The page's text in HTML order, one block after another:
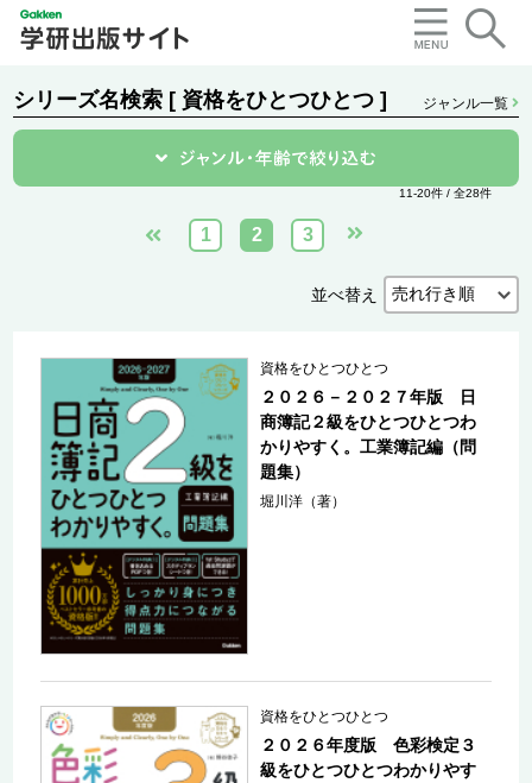
シリーズ名検索 [ 資格をひとつひとつ ] ジャンル一覧
11-20件 / 全28件
1 2 3
並べ替え
資格をひとつひとつ
２０２６－２０２７年版 日
商簿記２級をひとつひとつわ
かりやすく。工業簿記編（問
題集）
堀川洋（著）
資格をひとつひとつ
２０２６年度版 色彩検定３
級をひとつひとつわかりやす